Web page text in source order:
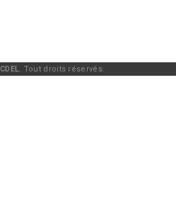
CDEL. Tout droits réservés.